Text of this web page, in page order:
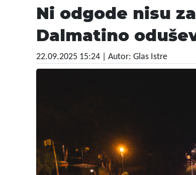
Ni odgode nisu
Dalmatino
22.09.2025 15:24 | Autor: Glas Istre